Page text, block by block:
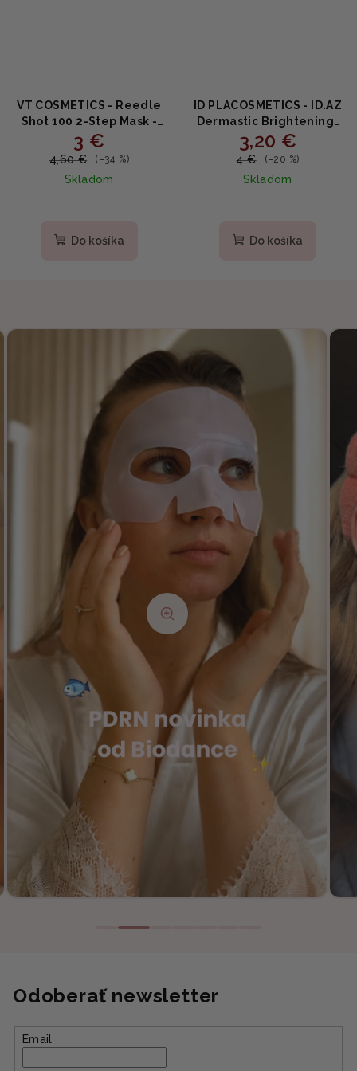
VT COSMETICS - Reedle
Shot 100 2-Step Mask -
Dvojkroková ihličková
maska 1,5 g + 25g
3 €
4,60 € (–34 %)
Skladom
Do košíka
ID PLACOSMETICS - ID.AZ
Dermastic Brightening-
Fit Mask - Rozjasňujúca
plátenná maska s
niacínamidom, perlovým
púdrom a vitamínom C
3,20 €
4 € (–20 %)
Skladom
Do košíka
Odoberať newsletter
Email